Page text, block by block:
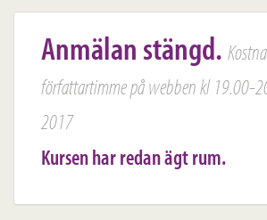
Anmälan stängd.
författartimme på webben kl 19.00-
2017
Kursen har redan ägt rum.